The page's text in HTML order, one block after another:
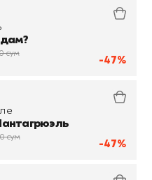
-47%
сум
-47%
сум